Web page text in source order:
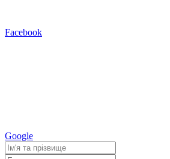
Facebook
Google